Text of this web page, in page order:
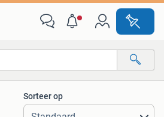
afstanden…
Sorteer op